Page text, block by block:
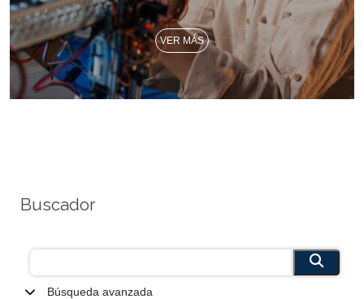
VER MÁS
Buscador
Búsqueda avanzada